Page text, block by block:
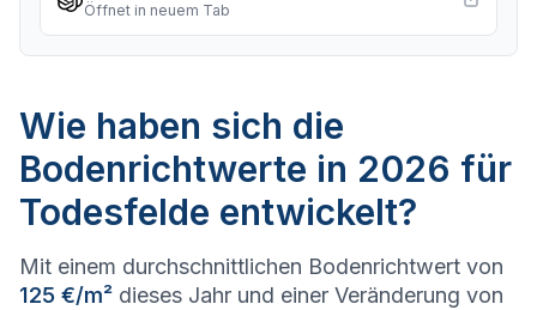
Öffnet in neuem Tab
Wie haben sich die
Bodenrichtwerte in 2026 für
Todesfelde entwickelt?
Mit einem durchschnittlichen Bodenrichtwert von
125 €/m² dieses Jahr und einer Veränderung von